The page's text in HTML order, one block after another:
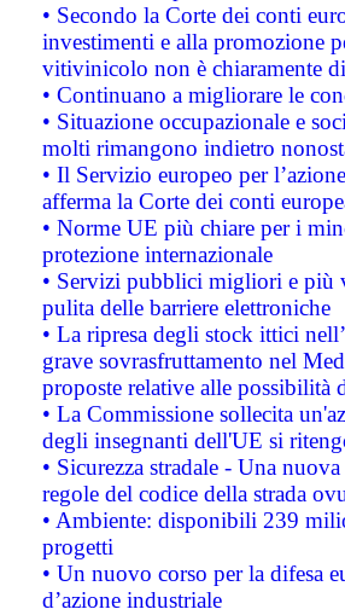
• Secondo la Corte dei conti
investimenti e alla promozione
vitivinicolo non è chiaramente
• Continuano a migliorare le
• Situazione occupazionale e
molti rimangono indietro
• Il Servizio europeo per
afferma la Corte dei conti
• Norme UE più chiare per i
protezione internazionale
• Servizi pubblici migliori e più
pulita delle barriere elettroniche
• La ripresa degli stock ittici
grave sovrasfruttamento nel
proposte relative alle possibilità
• La Commissione sollecita
degli insegnanti dell'UE si
• Sicurezza stradale - Una
regole del codice della strada
• Ambiente: disponibili 239
progetti
• Un nuovo corso per la difesa
d’azione industriale